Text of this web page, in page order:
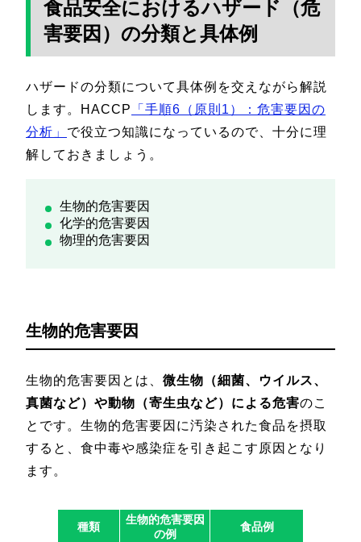
食品安全におけるハザード（危
害要因）の分類と具体例
ハザードの分類について具体例を交えながら解説
します。HACCP
「手順6（原則1）：危害要因の
分析」 で役立つ知識になっているので、十分に理
解しておきましょう。
生物的危害要因
化学的危害要因
物理的危害要因
生物的危害要因
生物的危害要因とは、 微生物（細菌、ウイルス、
真菌など）や動物（寄生虫など）による危害のこ
とです。生物的危害要因に汚染された食品を摂取
すると、食中毒や感染症を引き起こす原因となり
ます。
種類
生物的危害要因
の例
食品例